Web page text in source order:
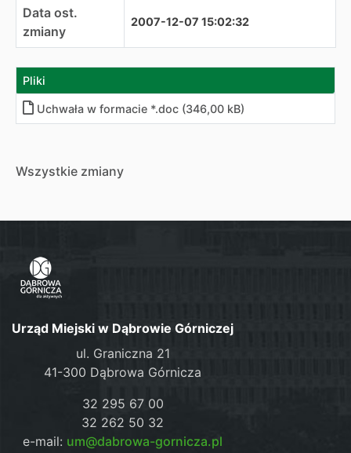
Data ost.
zmiany
2007-12-07 15:02:32
Pliki
Uchwała w formacie *.doc (346,00 kB)
Wszystkie zmiany
Urząd Miejski w Dąbrowie Górniczej
ul. Graniczna 21
41-300 Dąbrowa Górnicza
32 295 67 00
32 262 50 32
e-mail: um@dabrowa-gornicza.pl